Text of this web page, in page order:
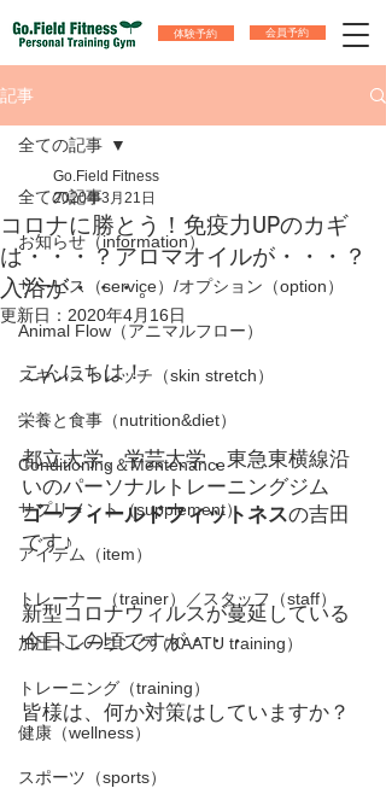
体験予約 会員予約
記事
全ての記事
お知らせ（information）
サービス（service）/オプション（option）
Animal Flow（アニマルフロー）
スキンストレッチ（skin stretch）
栄養と食事（nutrition&diet）
Conditioning＆Mentenance
サプリメント（supplement）
アイテム（item）
トレーナー（trainer）／スタッフ（staff）
加圧トレーニング（KAATU training）
トレーニング（training）
健康（wellness）
スポーツ（sports）
全ての記事
コロナに勝とう！免疫力UPのカギ
は・・・？アロマオイルが・・・？
入浴が・・・。
Go.Field Fitness
2020年3月21日
更新日： 2020年4月16日
こんにちは！
都立大学、学芸大学，東急東横線沿
いのパーソナルトレーニングジム
ゴーフィールドフィットネスの吉田
です♪
新型コロナウィルスが蔓延している
今日この頃ですが・・・
皆様は、何か対策はしていますか？